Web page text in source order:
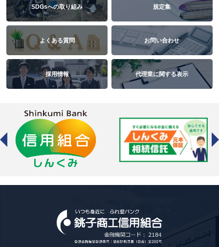
SDGsへの取り組み 規定集
よくある質問 お問い合わせ
採用情報 代理業に関する表示